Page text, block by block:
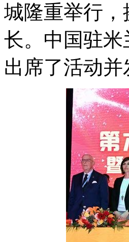
城隆重举行
长。中国驻米
出席了活动并